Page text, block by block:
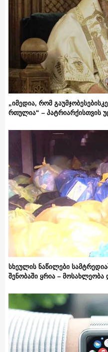
„იმედია, რომ
რთულია“ – პატრიარქისთვის
სხეულის ნაწილები
შენობაში ყრია – მოსახლეობა